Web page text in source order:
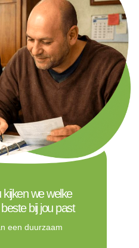
we welke
bij jou past
een duurzaam